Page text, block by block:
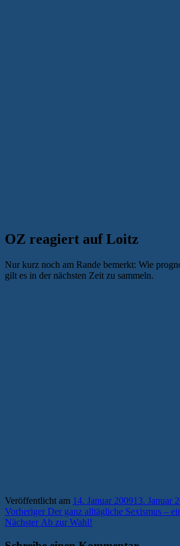
OZ reagiert auf Loitz
Nur kurz noch am Rande bemerkt: Wie
gilt es in der nächsten Zeit zu sammeln.
Veröffentlicht am 14. Januar 200913. Januar
Beitragsnavigation
Vorheriger Vorheriger
Beitrag:
Der ganz alltägliche Sexismus –
Nächster Nächster
Ab zur Wahl!